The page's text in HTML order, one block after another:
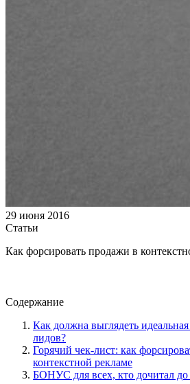
29 июня 2016
Статьи
Как форсировать продажи в
Содержание
Как должна выглядеть
лидов?
Горячий чек-лист: как
контекстной рекламе
БОНУС для всех, кто дочитал до